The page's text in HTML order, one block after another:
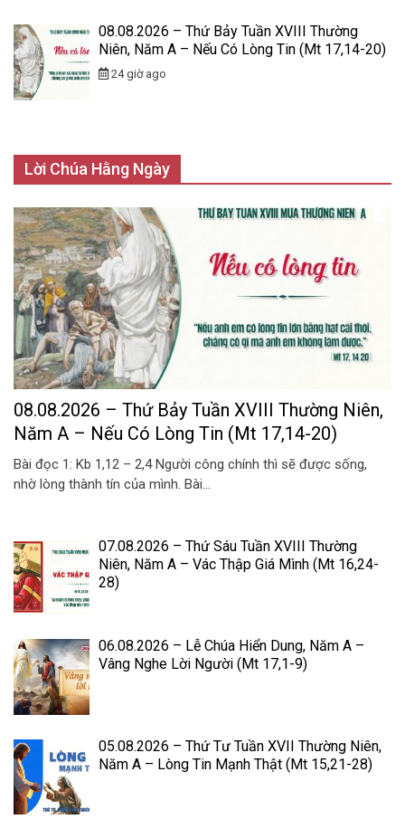
08.08.2026 – Thứ Bảy Tuần XVIII Thường
Niên, Năm A – Nếu Có Lòng Tin (Mt 17,14-20)
24 giờ ago
Lời Chúa Hằng Ngày
08.08.2026 – Thứ Bảy Tuần XVIII Thường Niên,
Năm A – Nếu Có Lòng Tin (Mt 17,14-20)
Bài đọc 1: Kb 1,12 – 2,4 Người công chính thì sẽ được sống,
nhờ lòng thành tín của mình. Bài...
07.08.2026 – Thứ Sáu Tuần XVIII Thường
Niên, Năm A – Vác Thập Giá Mình (Mt 16,24-
28)
06.08.2026 – Lễ Chúa Hiển Dung, Năm A –
Vâng Nghe Lời Người (Mt 17,1-9)
05.08.2026 – Thứ Tư Tuần XVII Thường Niên,
Năm A – Lòng Tin Mạnh Thật (Mt 15,21-28)